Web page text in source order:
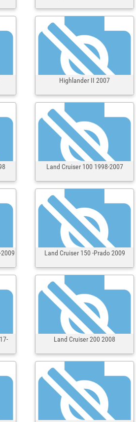
Highlander II 2007
Land Cruiser 100 1998-2007
Land Cruiser 150 -Prado 2009
Land Cruiser 200 2008